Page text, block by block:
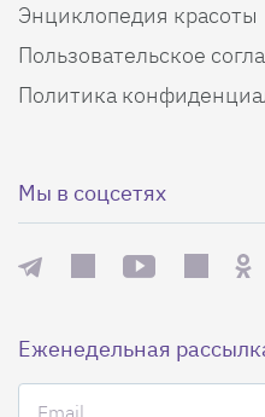
Энциклопедия красоты
Пользовательское
Политика
Мы в соцсетях
Еженедельная